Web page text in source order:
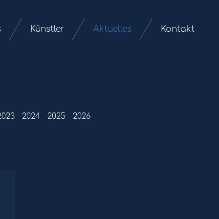
Künstler Aktuelles Kontakt
2024 2025 2026